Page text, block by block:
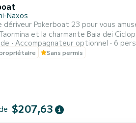
Naxos
dériveur Pokerboat 23 pour vous
charmante Baia dei Ciclopi. Le dériveur est spacieux, incroyablement stable et très confortable et
jusqu'à 6 personnes à bord. Le
même sans permis bateau, vous
Accompagnateur optionnel 6
Sans permis
$207,63